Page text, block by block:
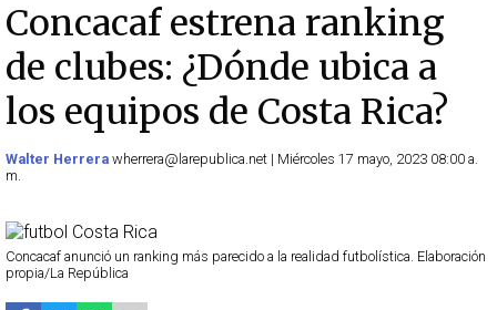
Concacaf estrena ranking
de clubes: ¿Dónde ubica a
los equipos de Costa Rica?
Walter Herrera wherrera@larepublica.net | Miércoles 17 mayo, 2023 08:00 a.
m.
Concacaf anunció un ranking más parecido a la realidad futbolística. Elaboración
propia/La República